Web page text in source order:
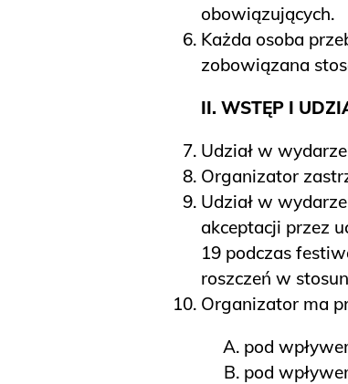
obowiązujących.
Każda osoba
zobowiązana
II. WSTĘP I
Udział w
Organizator
Udział w
akceptacji przez
19 podczas
roszczeń w
Organizator ma
pod
pod